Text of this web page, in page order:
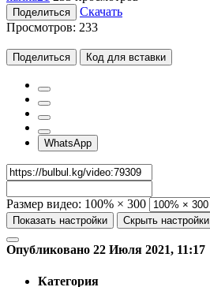
Поделиться
Скачать
Просмотров: 233
Поделиться Код для вставки
WhatsApp
Размер видео: 100% × 300
Показать настройки Скрыть настройки
Опубликовано 22 Июля 2021, 11:17
Категория